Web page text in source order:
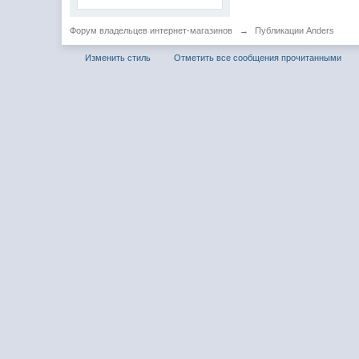
Форум владельцев интернет-магазинов → Публикации Anders
Изменить стиль Отметить все сообщения прочитанными